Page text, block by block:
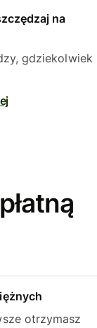
na
gdziekolwiek
otrzymasz